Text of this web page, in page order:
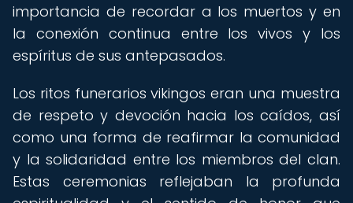
importancia de recordar a los muertos y en
la conexión continua entre los vivos y los
espíritus de sus antepasados.
Los ritos funerarios vikingos eran una muestra
de respeto y devoción hacia los caídos, así
como una forma de reafirmar la comunidad
y la solidaridad entre los miembros del clan.
Estas ceremonias reflejaban la profunda